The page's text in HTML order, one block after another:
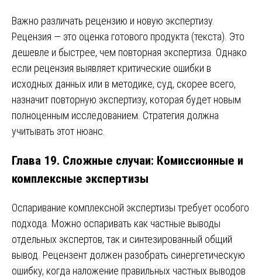
Важно различать рецензию и новую экспертизу.
Рецензия — это оценка готового продукта (текста). Это
дешевле и быстрее, чем повторная экспертиза. Однако
если рецензия выявляет критические ошибки в
исходных данных или в методике, суд, скорее всего,
назначит повторную экспертизу, которая будет новым
полноценным исследованием. Стратегия должна
учитывать этот нюанс.
Глава 19. Сложные случаи: Комиссионные и
комплексные экспертизы
Оспаривание комплексной экспертизы требует особого
подхода. Можно оспаривать как частные выводы
отдельных экспертов, так и синтезированный общий
вывод. Рецензент должен разобрать синергетическую
ошибку, когда наложение правильных частных выводов